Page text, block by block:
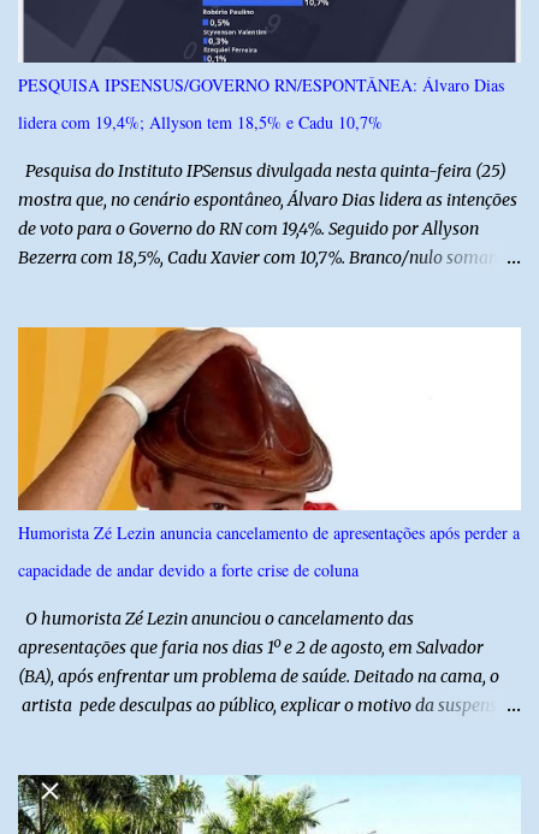
reforça a importância do Distrito de Irrigação do Baixo Açu como
referência na fruticultura irrigada, promovendo conhecimento,
potiguar. @associacaodiba
PESQUISA IPSENSUS/GOVERNO RN/ESPONTÂNEA: Álvaro Dias
lidera com 19,4%; Allyson tem 18,5% e Cadu 10,7%
Pesquisa do Instituto IPSensus divulgada nesta quinta-feira (25)
mostra que, no cenário espontâneo, Álvaro Dias lidera as intenções
de voto para o Governo do RN com 19,4%. Seguido por Allyson
Bezerra com 18,5%, Cadu Xavier com 10,7%. Branco/nulo somaram
do Norte entre os dias 18 e 22 de junho de 2026. O levantamento
possui margem de erro de 2,5 pontos percentuais e nível de
confiança de 95%. Registro no TSE: RN-09520/2026
Humorista Zé Lezin anuncia cancelamento de apresentações após perder a
capacidade de andar devido a forte crise de coluna
O humorista Zé Lezin anunciou o cancelamento das
apresentações que faria nos dias 1º e 2 de agosto, em Salvador
(BA), após enfrentar um problema de saúde. Deitado na cama, o
artista pede desculpas ao público, explicar o motivo da suspensão
impossível viajar e subir ao palco. O comediante contou que
precisou ser levado a um hospital depois de perder a capacidade